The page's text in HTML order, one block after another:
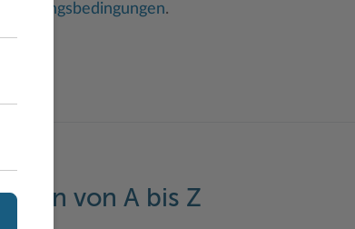
Nutzungsbedingungen.
von A bis Z